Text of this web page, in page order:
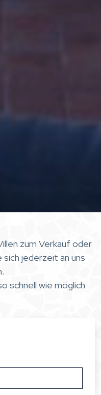
zum Verkauf oder
sich jederzeit an uns
schnell wie möglich